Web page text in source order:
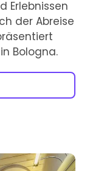
Erlebnissen
der Abreise
Bologna.